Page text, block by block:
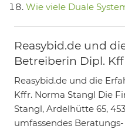
Wie viele Duale
Reasybid.de und
Betreiberin Dipl.
Reasybid.de und die
Kffr. Norma Stangl Die
Stangl, Ardelhütte 65,
umfassendes